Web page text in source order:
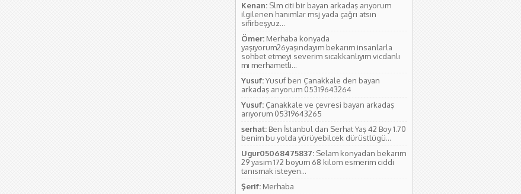
Kenan: Slm citi bir bayan arkadaş arıyorum
ilgilenen hanımlar msj yada çağrı atsın
sifirbeşyuz...
Ömer: Merhaba konyada
yaşıyorum26yaşındayım bekarım insanlarla
sohbet etmeyi severim sıcakkanlıyım vicdanlı
mı merhametli...
Yusuf:Yusuf ben Çanakkale den bayan
arkadaş arıyorum 05319643264
Yusuf: Çanakkale ve çevresi bayan arkadaş
arıyorum 05319643265
serhat: Ben İstanbul dan Serhat Yaş 42 Boy 1.70
benim bu yolda yürüyebilcek dürüstlügü...
Ugur05068475837: Selam konyadan bekarım
29 yasım 172 boyum 68 kilom esmerim ciddi
tanısmak isteyen...
Şerif: Merhaba